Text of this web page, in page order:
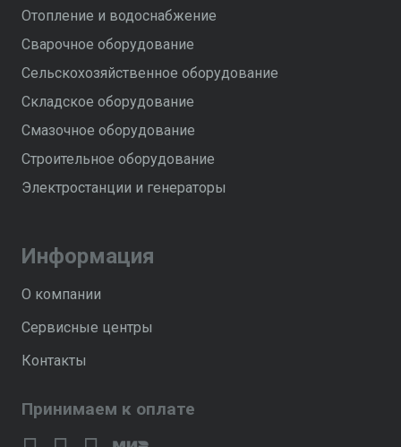
Отопление и водоснабжение
Сварочное оборудование
Сельскохозяйственное оборудование
Складское оборудование
Смазочное оборудование
Строительное оборудование
Электростанции и генераторы
Информация
О компании
Сервисные центры
Контакты
Принимаем к оплате